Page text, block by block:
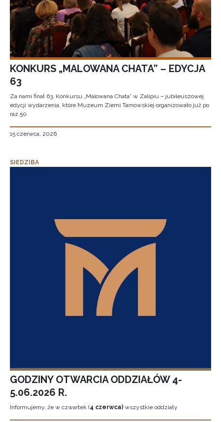
KONKURS „MALOWANA CHATA” – EDYCJA
63
Za nami finał 63. Konkursu „Malowana Chata” w Zalipiu – jubileuszowej
edycji wydarzenia, które Muzeum Ziemi Tarnowskiej organizowało już po
raz 50.
15 czerwca, 2026
SIEDZIBA
GODZINY OTWARCIA ODDZIAŁÓW 4-
5.06.2026 R.
Informujemy, że w czwartek (4 czerwca) wszystkie oddziały